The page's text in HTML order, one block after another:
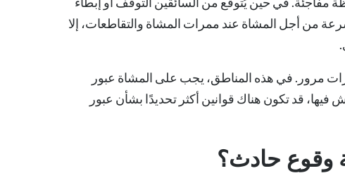
من أجل المشاة عند ممرات المشاة والتقاطعات، إلا
مرور. في هذه المناطق، يجب على المشاة عبور
قد تكون هناك قوانين أكثر تحديدًا بشأن عبور
وقوع حادث؟